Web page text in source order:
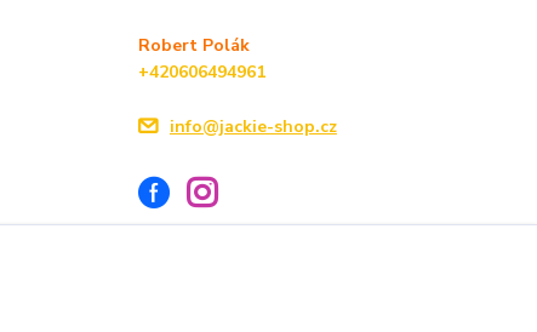
Robert Polák
+420606494961
info@jackie-shop.cz